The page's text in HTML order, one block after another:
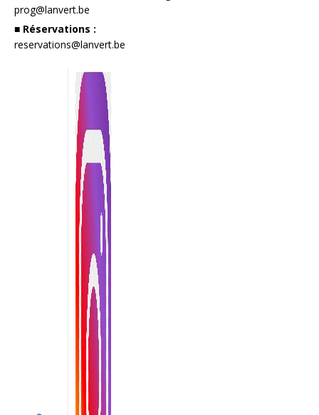
prog@lanvert.be
■ Réservations :
reservations@lanvert.be